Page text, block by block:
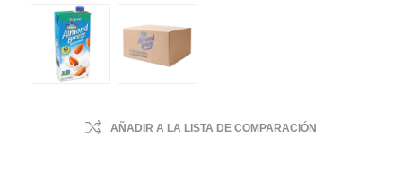
AÑADIR A LA LISTA DE COMPARACIÓN